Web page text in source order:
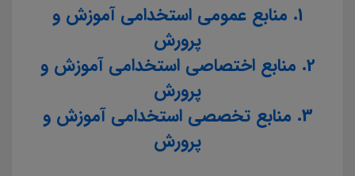
1. منابع عمومی استخدامی آموزش و
پرورش
2. منابع اختصاصی استخدامی آموزش و
پرورش
3. منابع تخصصی استخدامی آموزش و
پرورش